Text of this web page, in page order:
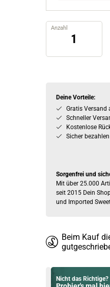
Anzahl
Deine Vorteile:
Gratis Versand
Schneller
Kostenlose
Sicher bezahlen
Sorgenfrei und
Mit über 25.000
seit 2015 Dein
und Imported
Beim Kauf
Nicht das Richtige?